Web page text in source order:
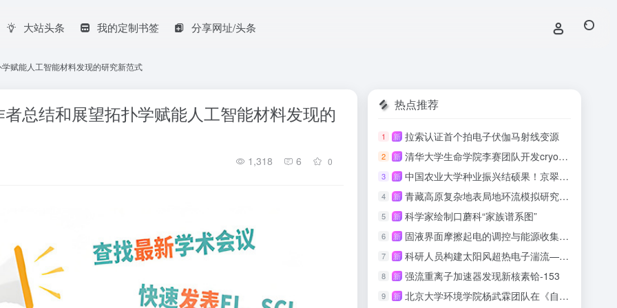
大站头条 我的定制书签 分享网址/头条
赋能人工智能材料发现的研究新范式
总结和展望拓扑学赋能人工智能材料发现的
1,318 6 0
热点推荐
1 新 拉索认证首个拍电子伏伽马射线变源
2 新 清华大学生命学院李赛团队开发cryo-ET数据一体化实时处理软件
3 新 中国农业大学种业振兴结硕果！京翠绿壳蛋鸡配套系喜获国家畜禽新品种证书
4 新 青藏高原复杂地表局地环流模拟研究取得进展
5 新 科学家绘制口蘑科“家族谱系图”
6 新 固液界面摩擦起电的调控与能源收集研究取得系列进展
7 新 科研人员构建太阳风超热电子湍流—动理学自洽耦合数值模型
8 新 强流重离子加速器发现新核素铪-153
9 新 北京大学环境学院杨武霖团队在《自然·通讯》发文提出电子流调控级联生物电化学低碳水处理工艺